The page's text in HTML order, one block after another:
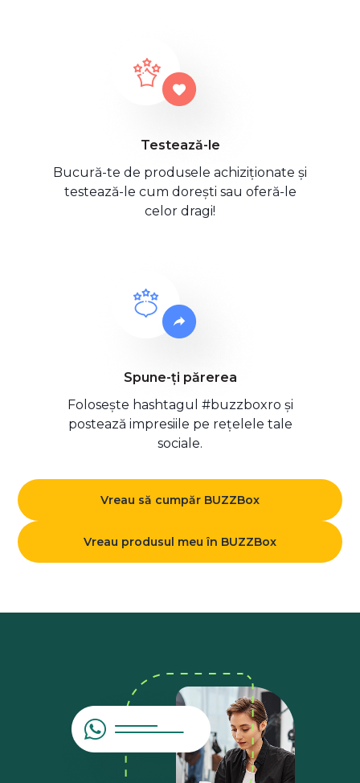
Testează-le
Bucură-te de produsele achiziționate și
testează-le cum dorești sau oferă-le
celor dragi!
Spune-ți părerea
Folosește hashtagul #buzzboxro și
postează impresiile pe rețelele tale
sociale.
Vreau să cumpăr BUZZBox
Vreau produsul meu în BUZZBox